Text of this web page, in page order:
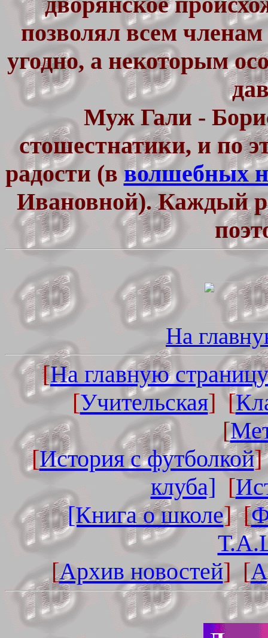
позволял всем членам
угодно, а некоторым
Муж Гали -
стошестнатики, и по
радости (вволшебных
Ивановной). Каждый
На
[На главную
[Учительская] [
[
[История с футболкой
клуба] [
[Книга о школе] [
[Архив новостей] [